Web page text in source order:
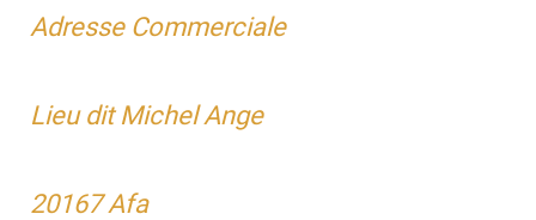
Adresse Commerciale
Lieu dit Michel Ange
20167 Afa